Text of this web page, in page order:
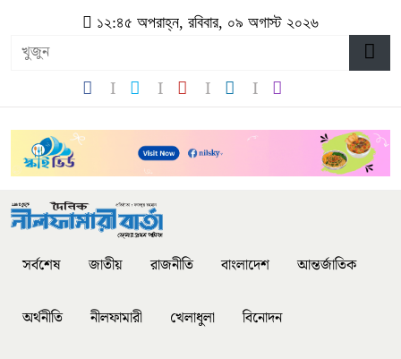
১২:৪৫ অপরাহ্ন, রবিবার, ০৯ অগাস্ট ২০২৬
সর্বশেষ জাতীয় রাজনীতি বাংলাদেশ আন্তর্জাতিক
অর্থনীতি নীলফামারী খেলাধুলা বিনোদন